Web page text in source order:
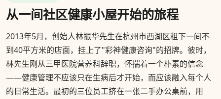
从一间社区健康小屋开始的旅程
2013年5月，创始人林振华先生在杭州市西湖区租下一间不
到40平方米的店面，挂上了"彩神健康咨询"的招牌。彼时，
林先生刚从三甲医院营养科辞职，怀揣着一个朴素的信念
——健康管理不应该只在生病后才开始，而应该融入每个人
的日常生活。最初的三位员工挤在一张二手办公桌前，用